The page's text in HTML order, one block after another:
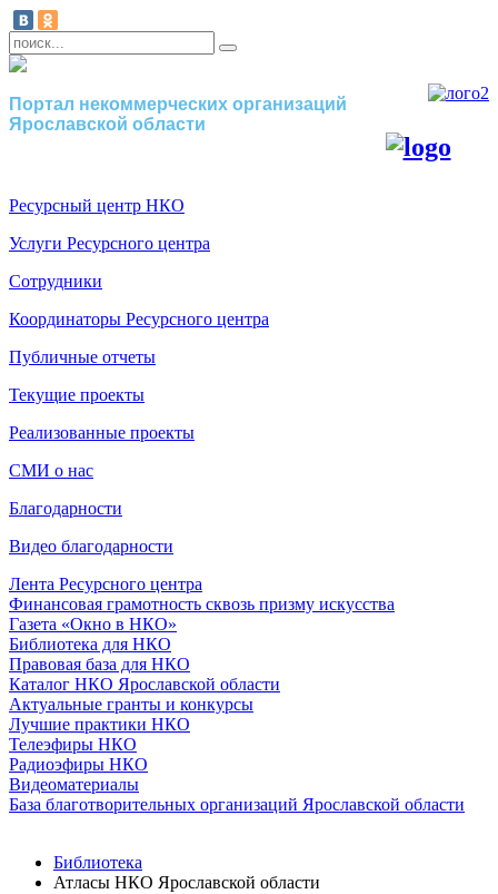
Портал некоммерческих организаций
Ярославской области
Ресурсный центр НКО
Услуги Ресурсного центра
Сотрудники
Координаторы Ресурсного центра
Публичные отчеты
Текущие проекты
Реализованные проекты
СМИ о нас
Благодарности
Видео благодарности
Лента Ресурсного центра
Финансовая грамотность сквозь призму искусства
Газета «Окно в НКО»
Библиотека для НКО
Правовая база для НКО
Каталог НКО Ярославской области
Актуальные гранты и конкурсы
Лучшие практики НКО
Телеэфиры НКО
Радиоэфиры НКО
Видеоматериалы
База благотворительных организаций Ярославской области
Библиотека
Атласы НКО Ярославской области